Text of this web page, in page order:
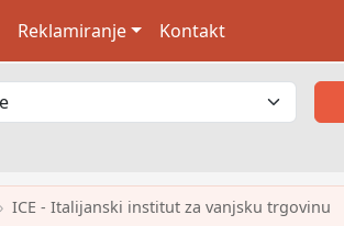
Reklamiranje Kontakt
ICE - Italijanski institut za vanjsku trgovinu